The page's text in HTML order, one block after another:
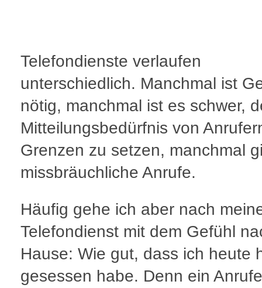
Telefondienste verlaufen
unterschiedlich. Manchmal ist
nötig, manchmal ist es schwer,
Mitteilungsbedürfnis von
Grenzen zu setzen, manchmal
missbräuchliche Anrufe.
Häufig gehe ich aber nach
Telefondienst mit dem Gefühl
Hause: Wie gut, dass ich heute
gesessen habe. Denn ein